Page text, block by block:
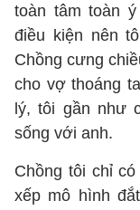
toàn tâm toàn
điều kiện nên
Chồng cưng
cho vợ thoáng
lý, tôi gần như
sống với anh.
Chồng tôi chỉ
xếp mô hình